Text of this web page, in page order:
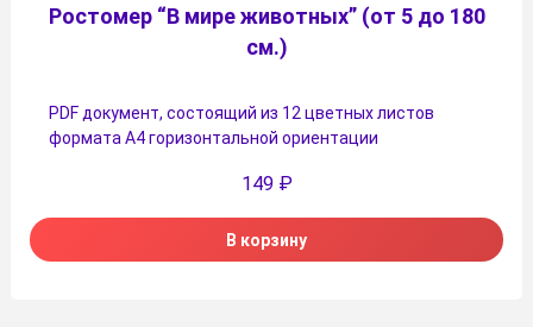
Ростомер “В мире животных” (от 5 до 180
см.)
PDF документ, состоящий из 12 цветных листов
формата А4 горизонтальной ориентации
149 ₽
В корзину